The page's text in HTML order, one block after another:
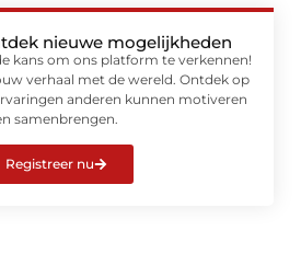
nieuwe mogelijkheden
kans om ons platform te verkennen!
verhaal met de wereld. Ontdek op
anderen kunnen motiveren
samenbrengen.
Registreer nu